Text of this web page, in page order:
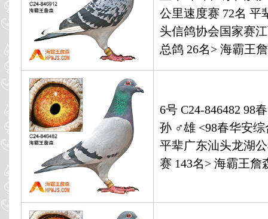
公里速度赛 72名 平
头信鸽协会国家赛
总鸽 26名> 海霸王
6号 C24-846482 98
孙 ♂雄 <98春华安综
平辈广东汕头龙湖
赛 143名> 海霸王詹